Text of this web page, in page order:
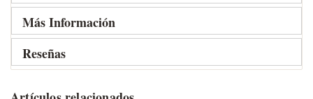
Más Información
Reseñas